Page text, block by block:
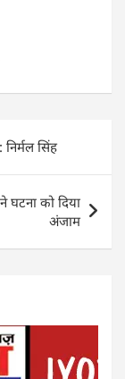
सिंह
घटना को दिया
अंजाम